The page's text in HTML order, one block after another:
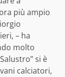
più ampio
– ha
molto
si è
calciatori,